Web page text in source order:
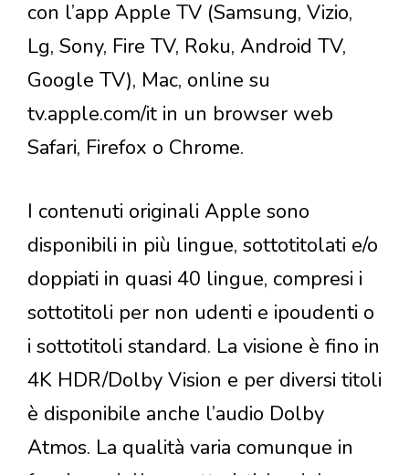
con l’app Apple TV (Samsung, Vizio,
Lg, Sony, Fire TV, Roku, Android TV,
Google TV), Mac, online su
tv.apple.com/it in un browser web
Safari, Firefox o Chrome.
I contenuti originali Apple sono
disponibili in più lingue, sottotitolati e/o
doppiati in quasi 40 lingue, compresi i
sottotitoli per non udenti e ipoudenti o
i sottotitoli standard. La visione è fino in
4K HDR/Dolby Vision e per diversi titoli
è disponibile anche l’audio Dolby
Atmos. La qualità varia comunque in